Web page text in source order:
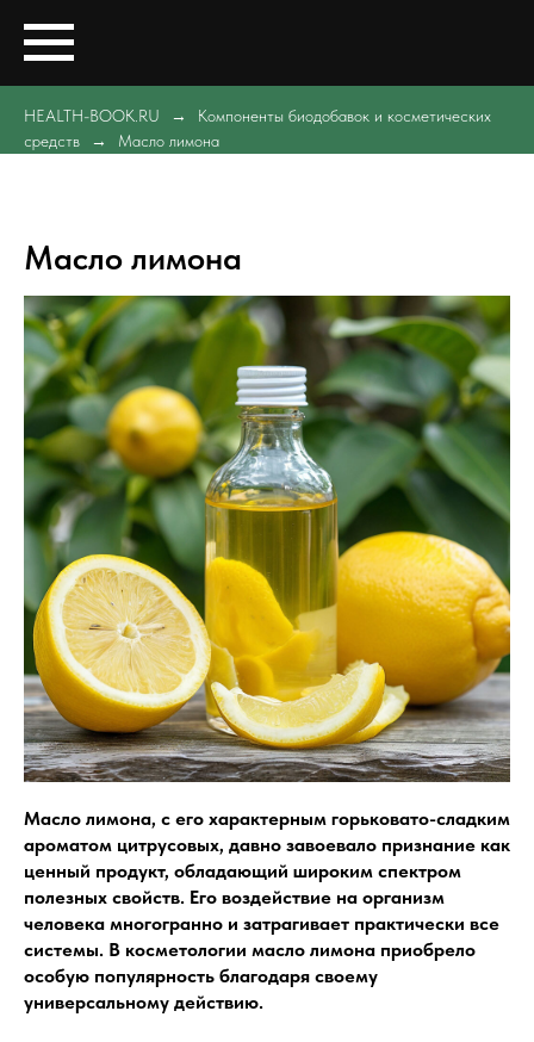
HEALTH-BOOK.RU
Компоненты биодобавок и косметических
средств
Масло лимона
Масло лимона
Масло лимона, с его характерным горьковато-сладким
ароматом цитрусовых, давно завоевало признание как
ценный продукт, обладающий широким спектром
полезных свойств. Его воздействие на организм
человека многогранно и затрагивает практически все
системы. В косметологии масло лимона приобрело
особую популярность благодаря своему
универсальному действию.